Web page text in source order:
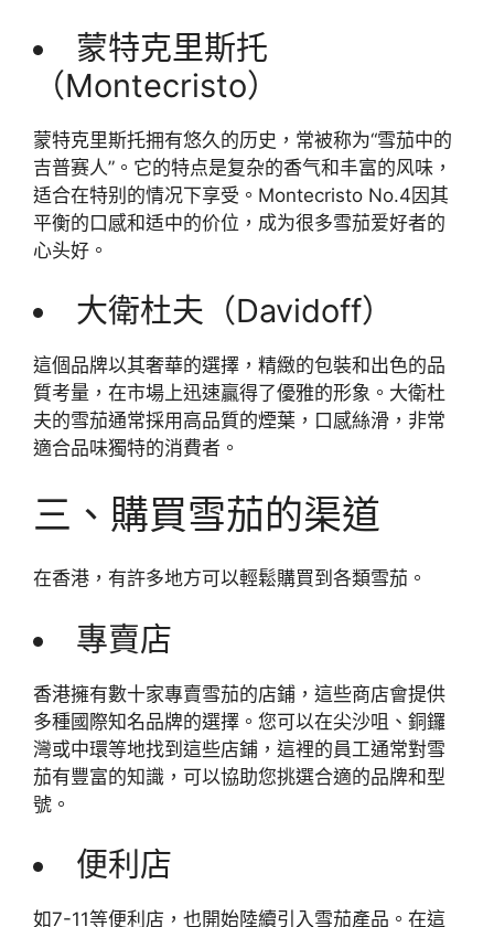
蒙特克里斯托
（Montecristo）
蒙特克里斯托拥有悠久的历史，常被称为“雪茄中的
吉普赛人”。它的特点是复杂的香气和丰富的风味，
适合在特别的情况下享受。Montecristo No.4因其
平衡的口感和适中的价位，成为很多雪茄爱好者的
心头好。
大衛杜夫（Davidoff）
這個品牌以其奢華的選擇，精緻的包裝和出色的品
質考量，在市場上迅速贏得了優雅的形象。大衛杜
夫的雪茄通常採用高品質的煙葉，口感絲滑，非常
適合品味獨特的消費者。
三、購買雪茄的渠道
在香港，有許多地方可以輕鬆購買到各類雪茄。
專賣店
香港擁有數十家專賣雪茄的店鋪，這些商店會提供
多種國際知名品牌的選擇。您可以在尖沙咀、銅鑼
灣或中環等地找到這些店鋪，這裡的員工通常對雪
茄有豐富的知識，可以協助您挑選合適的品牌和型
號。
便利店
如7-11等便利店，也開始陸續引入雪茄產品。在這